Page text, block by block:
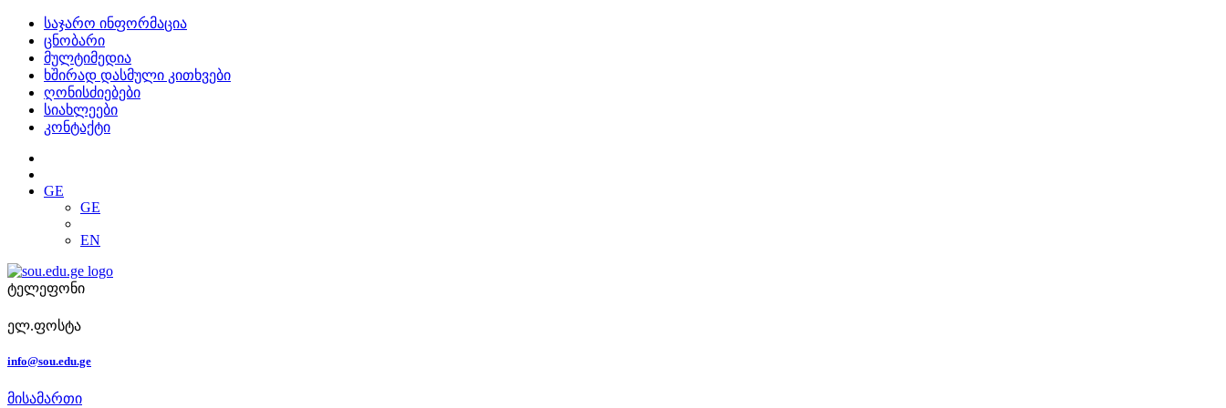
საჯარო ინფორმაცია
ცნობარი
მულტიმედია
ხშირად დასმული კითხვები
ღონისძიებები
სიახლეები
კონტაქტი
GE
GE
EN
ტელეფონი
ელ.ფოსტა
info@sou.edu.ge
მისამართი